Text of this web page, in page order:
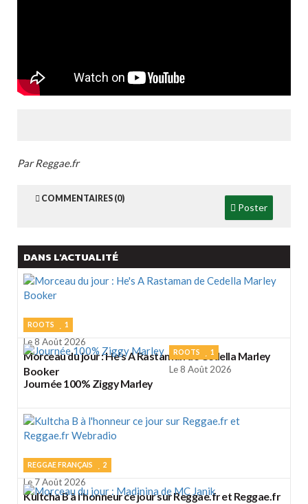
Par Reggae.fr
COMMENTAIRES (0)
Poster
DANS L'ACTUALITÉ
ROOTS 1
Le 8 Août 2026
Morceau du jour : He's A Rastaman de Cedella Marley
Booker
ROOTS 1
Le 8 Août 2026
Journée 100% Ziggy Marley
REGGAE FRANÇAIS 2
Le 7 Août 2026
Kultcha B à l'honneur ce jour sur Reggae.fr et Reggae.fr